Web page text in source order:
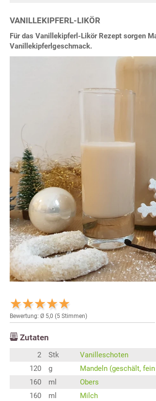
VANILLEKIPFERL-LIKÖR
Für das Vanillekipferl-Likör Rezept sorgen
Vanillekipferlgeschmack.
Bewertung: Ø 5,0 (5 Stimmen)
Zutaten
2 Stk
Vanilleschoten
120
g
Mandeln (geschält,
160
ml
Obers
160
ml
Milch